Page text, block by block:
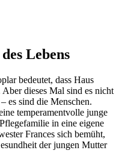
Lebens
bedeutet, dass Haus
dieses Mal sind es nicht
es sind die Menschen.
temperamentvolle junge
in eine eigene
Frances sich bemüht,
der jungen Mutter